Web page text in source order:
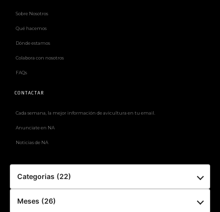
Sobre Nosotros
Qué hacemos
Dónde estamos
Colabora con nosotros
FAQs
CONTACTAR
Cada semana, la mejor información de avicultura en tu email.
Anunciate en NA
Noticias de NA
Categorias (22)
Meses (26)